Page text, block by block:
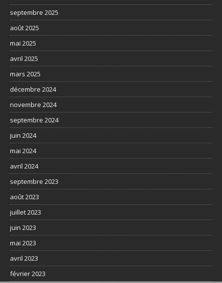
septembre 2025
août 2025
mai 2025
avril 2025
mars 2025
décembre 2024
novembre 2024
septembre 2024
juin 2024
mai 2024
avril 2024
septembre 2023
août 2023
juillet 2023
juin 2023
mai 2023
avril 2023
février 2023